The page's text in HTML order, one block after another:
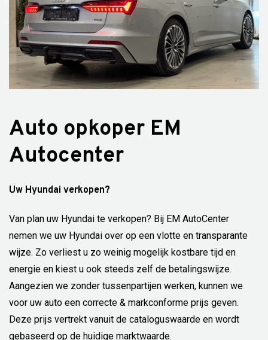
Auto opkoper EM
Autocenter
Uw Hyundai verkopen?
Van plan uw Hyundai te verkopen? Bij EM AutoCenter
nemen we uw Hyundai over op een vlotte en transparante
wijze. Zo verliest u zo weinig mogelijk kostbare tijd en
energie en kiest u ook steeds zelf de betalingswijze.
Aangezien we zonder tussenpartijen werken, kunnen we
voor uw auto een correcte & markconforme prijs geven.
Deze prijs vertrekt vanuit de cataloguswaarde en wordt
gebaseerd op de huidige marktwaarde.